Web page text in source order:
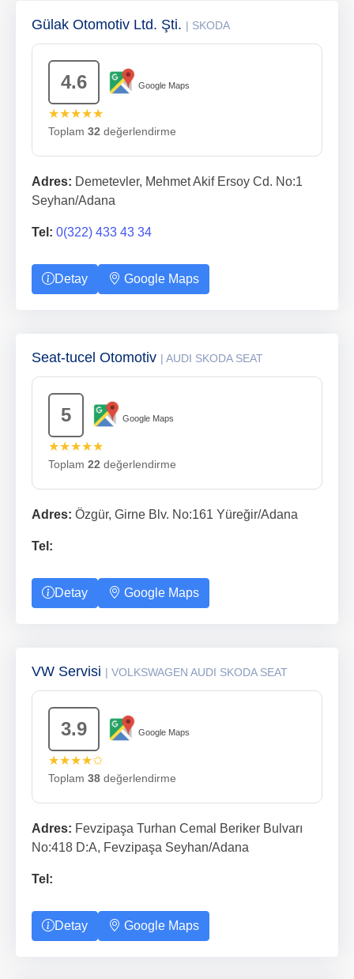
Gülak Otomotiv Ltd. Şti. | SKODA
4.6 Google Maps
★★★★★
Toplam 32 değerlendirme
Adres: Demetevler, Mehmet Akif Ersoy Cd. No:1
Seyhan/Adana
Tel: 0(322) 433 43 34
Detay Google Maps
Seat-tucel Otomotiv | AUDI SKODA SEAT
5 Google Maps
★★★★★
Toplam 22 değerlendirme
Adres: Özgür, Girne Blv. No:161 Yüreğir/Adana
Tel:
Detay Google Maps
VW Servisi | VOLKSWAGEN AUDI SKODA SEAT
3.9 Google Maps
★★★★✩
Toplam 38 değerlendirme
Adres: Fevzipaşa Turhan Cemal Beriker Bulvarı
No:418 D:A, Fevzipaşa Seyhan/Adana
Tel:
Detay Google Maps